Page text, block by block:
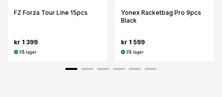
FZ Forza Tour Line 15pcs
kr 1 399
På lager
Yonex Racketbag Pro 9pcs
Black
kr 1 599
På lager